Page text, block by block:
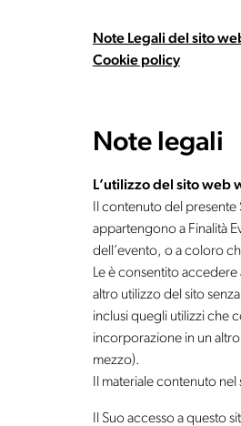
Note Legali del sito
Cookie policy
Note legali
L’utilizzo del sito
Il contenuto del
appartengono a Finalità
dell’evento, o a coloro
Le è consentito
altro utilizzo del sito
inclusi quegli utilizzi che
incorporazione in un
mezzo).
Il materiale contenuto
Il Suo accesso a questo